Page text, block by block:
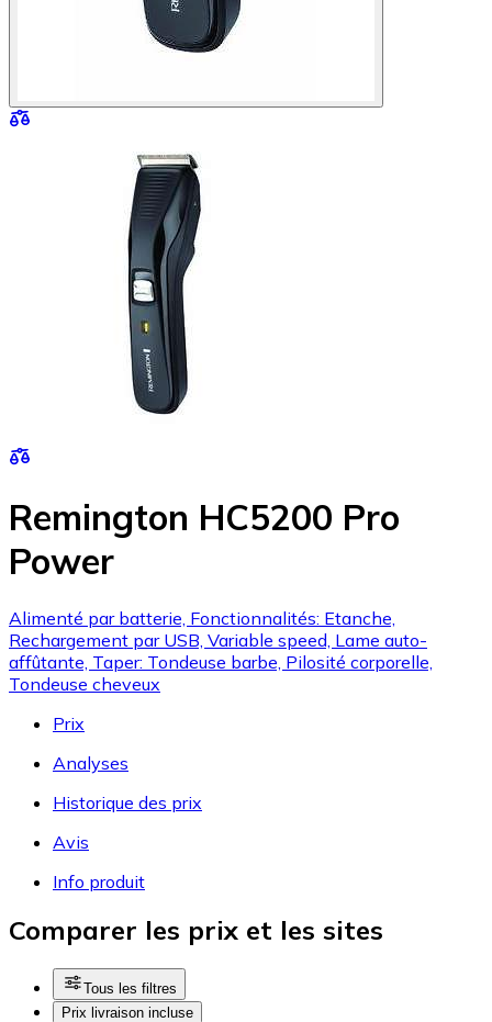
Remington HC5200 Pro
Power
Alimenté par batterie, Fonctionnalités: Etanche,
Rechargement par USB, Variable speed, Lame auto-
affûtante, Taper: Tondeuse barbe, Pilosité corporelle,
Tondeuse cheveux
Prix
Analyses
Historique des prix
Avis
Info produit
Comparer les prix et les sites
Tous les filtres
Prix livraison incluse